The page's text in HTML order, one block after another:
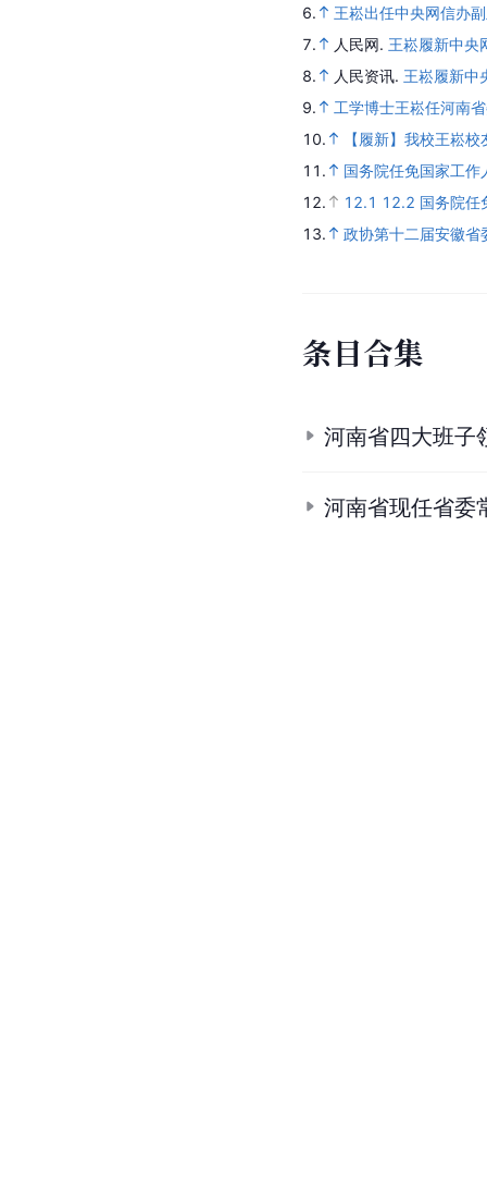
6.
王崧出任中央网信办
7.
人民网. 王崧履新中央
8.
人民资讯. 王崧履新中
9.
工学博士王崧任河南
10.
【履新】我校王崧
11.
国务院任免国家工
12.
12.1 12.2 国务院任
13.
政协第十二届安徽省
条目合集
河南省四大班子
河南省现任省委